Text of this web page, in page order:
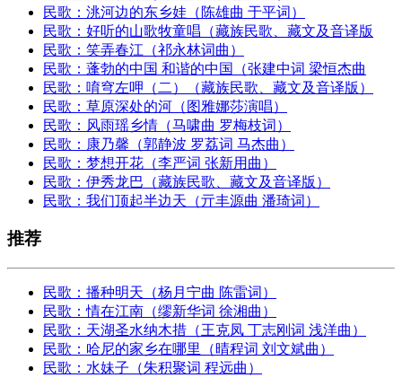
民歌：洮河边的东乡娃（陈雄曲 于平词）
民歌：好听的山歌牧童唱（藏族民歌、藏文及音译版
民歌：笑弄春江（祁永林词曲）
民歌：蓬勃的中国 和谐的中国（张建中词 梁恒杰曲
民歌：唷穹左呷（二）（藏族民歌、藏文及音译版）
民歌：草原深处的河（图雅娜莎演唱）
民歌：风雨瑶乡情（马啸曲 罗梅枝词）
民歌：康乃馨（郭静波 罗荔词 马杰曲）
民歌：梦想开花（李严词 张新用曲）
民歌：伊秀龙巴（藏族民歌、藏文及音译版）
民歌：我们顶起半边天（亓丰源曲 潘琦词）
推荐
民歌：播种明天（杨月宁曲 陈雷词）
民歌：情在江南（缪新华词 徐湘曲）
民歌：天湖圣水纳木措（王克凤 丁志刚词 浅洋曲）
民歌：哈尼的家乡在哪里（晴程词 刘文斌曲）
民歌：水妹子（朱积聚词 程远曲）